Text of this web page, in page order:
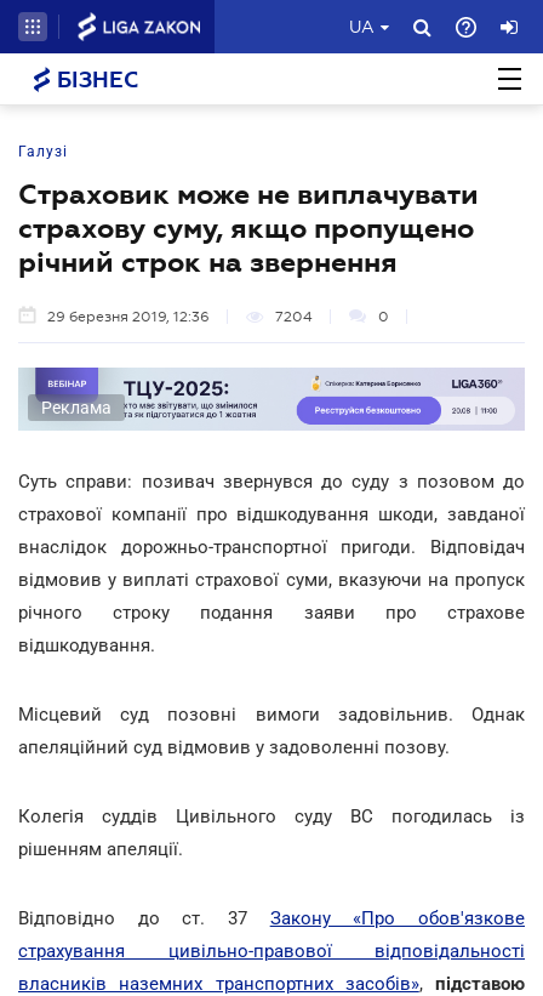
UA
БІЗНЕС
Галузі
Страховик може не виплачувати
страхову суму, якщо пропущено
річний строк на звернення
29 березня 2019, 12:36 7204 0
Реклама
Суть справи: позивач звернувся до суду з позовом до
страхової компанії про відшкодування шкоди, завданої
внаслідок дорожньо-транспортної пригоди. Відповідач
відмовив у виплаті страхової суми, вказуючи на пропуск
річного строку подання заяви про страхове
відшкодування.
Місцевий суд позовні вимоги задовільнив. Однак
апеляційний суд відмовив у задоволенні позову.
Колегія суддів Цивільного суду ВС погодилась із
рішенням апеляції.
Відповідно до ст. 37 Закону «Про обов'язкове
страхування цивільно-правової відповідальності
власників наземних транспортних засобів», підставою